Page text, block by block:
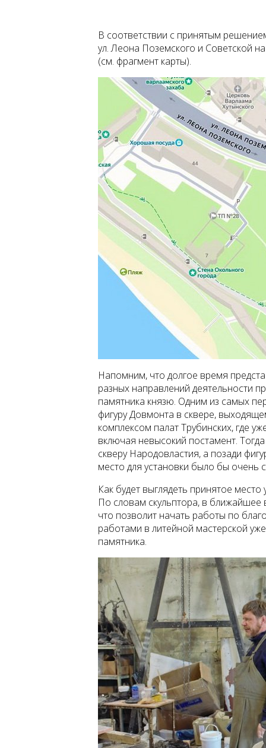
В соответствии с принятым
ул. Леона Поземского и Советской
(см. фрагмент карты).
Напомним, что долгое время
разных направлений деятельности
памятника князю. Одним из самых
фигуру Довмонта в сквере,
комплексом палат Трубинских, где
включая невысокий постамент.
скверу Народовластия, а позади
место для установки было бы очень
Как будет выглядеть принятое
По словам скульптора, в ближайшее
что позволит начать работы по
работами в литейной мастерской
памятника.